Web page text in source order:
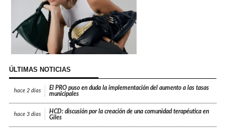
ÚLTIMAS NOTICIAS
hace 2 días
El PRO puso en duda la implementación del aumento a las tasas
municipales
hace 3 días
HCD: discusión por la creación de una comunidad terapéutica en
Giles